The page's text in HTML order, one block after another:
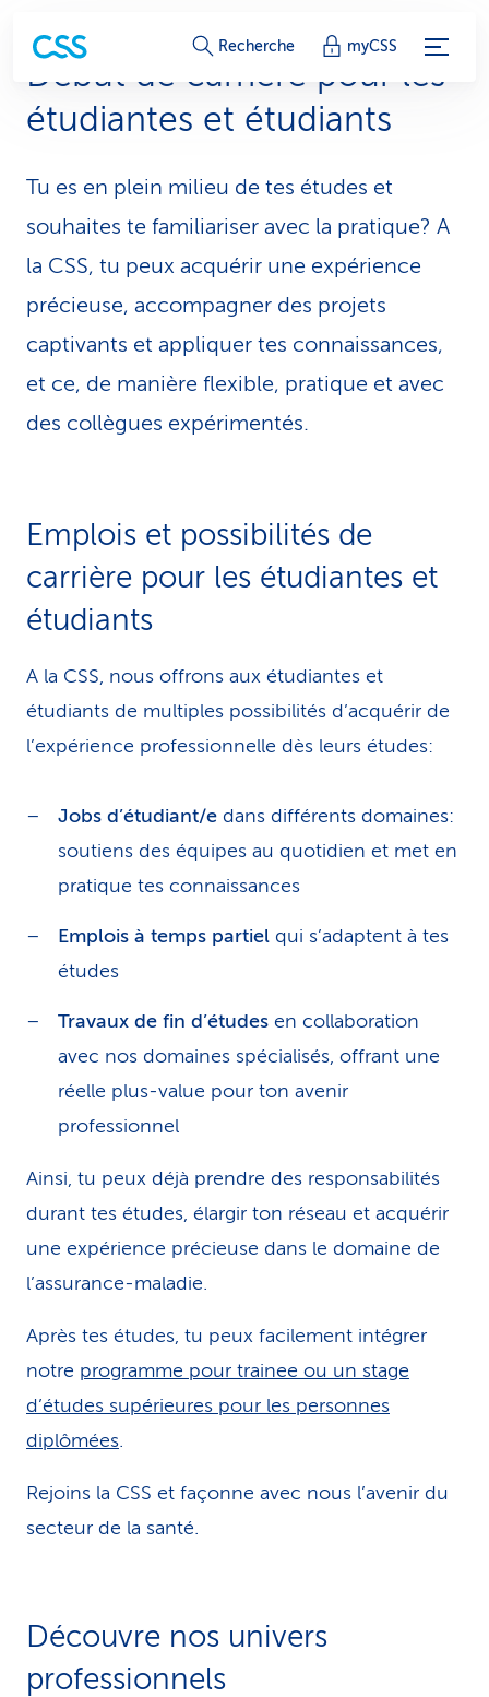
L
i
e
n
s
d
e
s
e
r
i
c
Recherche myCSS
Début de carrière pour les
étudiantes et étudiants
Tu es en plein milieu de tes études et
souhaites te familiariser avec la pratique? A
la CSS, tu peux acquérir une expérience
précieuse, accompagner des projets
captivants et appliquer tes connaissances,
et ce, de manière flexible, pratique et avec
des collègues expérimentés.
Emplois et possibilités de
carrière pour les étudiantes et
étudiants
A la CSS, nous offrons aux étudiantes et
étudiants de multiples possibilités d’acquérir de
l’expérience professionnelle dès leurs études:
Jobs d’étudiant/e dans différents domaines:
soutiens des équipes au quotidien et met en
pratique tes connaissances
Emplois à temps partiel qui s’adaptent à tes
études
Travaux de fin d’études en collaboration
avec nos domaines spécialisés, offrant une
réelle plus-value pour ton avenir
professionnel
Ainsi, tu peux déjà prendre des responsabilités
durant tes études, élargir ton réseau et acquérir
une expérience précieuse dans le domaine de
l’assurance-maladie.
Après tes études, tu peux facilement intégrer
notre programme pour trainee ou un stage
d’études supérieures pour les personnes
diplômées.
Rejoins la CSS et façonne avec nous l’avenir du
secteur de la santé.
Découvre nos univers
professionnels